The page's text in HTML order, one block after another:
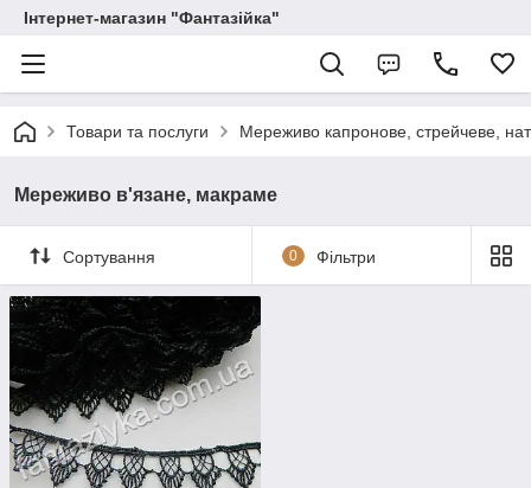
Інтернет-магазин "Фантазійка"
Товари та послуги Мереживо капронове, стрейчеве,
Мереживо в'язане, макраме
Сортування 0 Фільтри